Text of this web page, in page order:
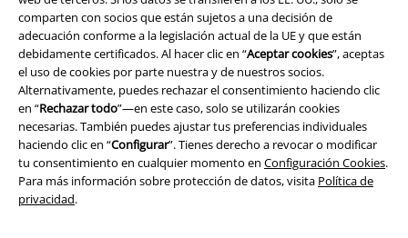
comparten con socios que están sujetos a una decisión de
adecuación conforme a la legislación actual de la UE y que están
debidamente certificados. Al hacer clic en “Aceptar cookies”, aceptas
el uso de cookies por parte nuestra y de nuestros socios.
Alternativamente, puedes rechazar el consentimiento haciendo clic
en “Rechazar todo”—en este caso, solo se utilizarán cookies
necesarias. También puedes ajustar tus preferencias individuales
haciendo clic en “Configurar”. Tienes derecho a revocar o modificar
tu consentimiento en cualquier momento en Configuración Cookies.
Para más información sobre protección de datos, visita Política de
privacidad.
Eliminación de residuos y protección del medioambiente
Declaración de Conformidad
Información sobre accesibilidad
Configuración Cookies
Cancelar pedido